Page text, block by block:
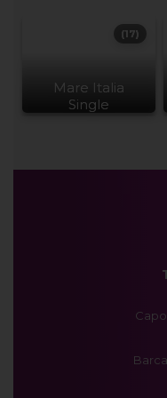
Mare Italia
Single
(17)